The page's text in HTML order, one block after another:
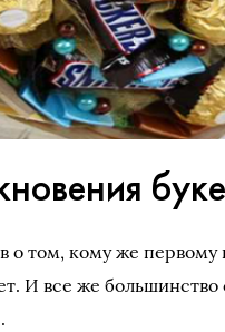
о том, кому же первому
И все же